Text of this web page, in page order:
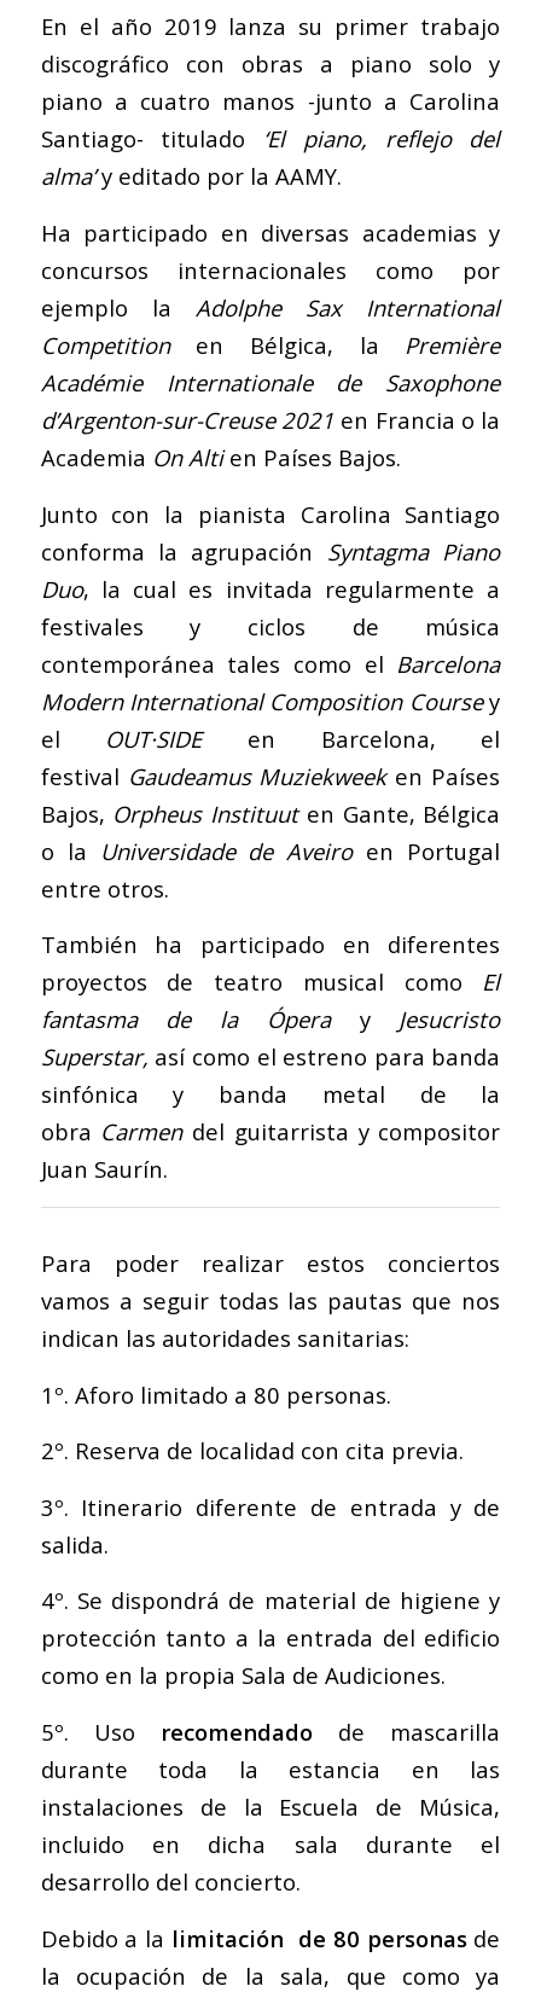
En el año 2019 lanza su primer trabajo
discográfico con obras a piano solo y
piano a cuatro manos -junto a Carolina
Santiago- titulado ‘El piano, reflejo del
alma’y editado por la AAMY.
Ha participado en diversas academias y
concursos internacionales como por
ejemplo la Adolphe Sax International
Competition en Bélgica, la Première
Académie Internationale de Saxophone
d’Argenton-sur-Creuse 2021 en Francia o la
Academia On Altien Países Bajos.
Junto con la pianista Carolina Santiago
conforma la agrupación Syntagma Piano
Duo, la cual es invitada regularmente a
festivales y ciclos de música
contemporánea tales como el Barcelona
Modern International Composition Coursey
el OUT·SIDE en Barcelona, el
festival Gaudeamus Muziekweek en Países
Bajos, Orpheus Instituut en Gante, Bélgica
o la Universidade de Aveiro en Portugal
entre otros.
También ha participado en diferentes
proyectos de teatro musical como El
fantasma de la Ópera y Jesucristo
Superstar, así como el estreno para banda
sinfónica y banda metal de la
obra Carmen del guitarrista y compositor
Juan Saurín.
Para poder realizar estos conciertos
vamos a seguir todas las pautas que nos
indican las autoridades sanitarias:
1º. Aforo limitado a 80 personas.
2º. Reserva de localidad con cita previa.
3º. Itinerario diferente de entrada y de
salida.
4º. Se dispondrá de material de higiene y
protección tanto a la entrada del edificio
como en la propia Sala de Audiciones.
5º. Uso recomendado de mascarilla
durante toda la estancia en las
instalaciones de la Escuela de Música,
incluido en dicha sala durante el
desarrollo del concierto.
Debido a la limitación de 80 personasde
la ocupación de la sala, que como ya